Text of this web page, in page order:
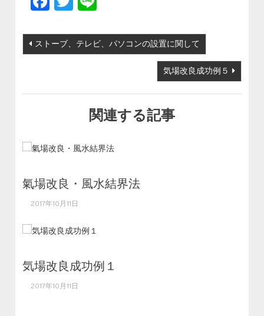
投稿ナビゲーション
ストーブ、テレビ、パソコンの設置に関して
気場改良成功例５
関連する記事
氣場改良・風水結界法
2017年10月11日
気場改良成功例１
2017年10月11日